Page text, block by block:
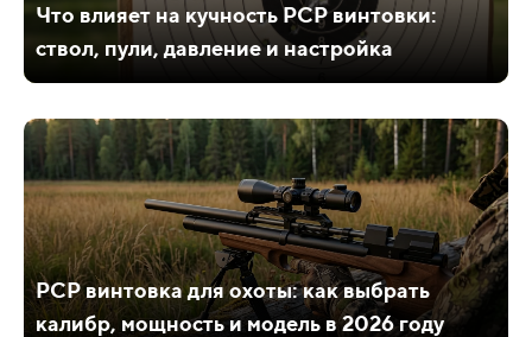
Что влияет на кучность PCP винтовки:
ствол, пули, давление и настройка
PCP винтовка для охоты: как выбрать
калибр, мощность и модель в 2026 году